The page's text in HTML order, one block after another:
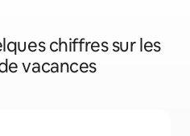
chiffres sur les
vacances